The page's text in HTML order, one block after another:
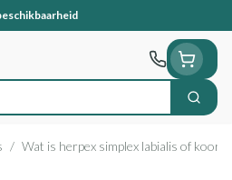
Zoek
/ Wat is herpex simplex labialis of